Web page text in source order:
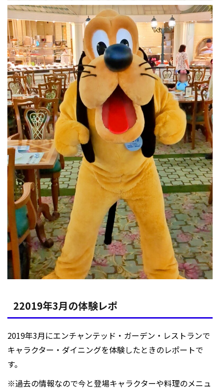
22019年3月の体験レポ
2019年3月にエンチャンテッド・ガーデン・レストランで
キャラクター・ダイニングを体験したときのレポートで
す。
※過去の情報なので今と登場キャラクターや料理のメニュ